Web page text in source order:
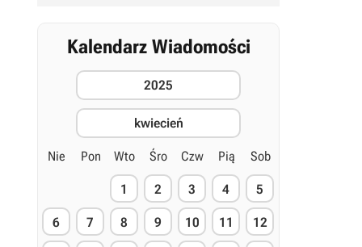
Kalendarz Wiadomości
2025
kwiecień
Nie Pon Wto Śro Czw Pią Sob
1 2 3 4 5
6 7 8 9 10 11 12